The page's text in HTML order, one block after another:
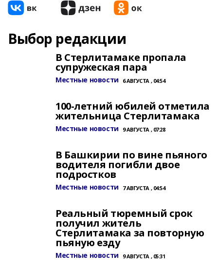
Выбор редакции
В Стерлитамаке пропала
супружеская пара
Местные новости 6 АВГУСТА , 04:54
100-летний юбилей отметила
жительница Стерлитамака
Местные новости 9 АВГУСТА , 07:28
В Башкирии по вине пьяного
водителя погибли двое
подростков
Местные новости 7 АВГУСТА , 04:54
Реальный тюремный срок
получил житель
Стерлитамака за повторную
пьяную езду
Местные новости 9 АВГУСТА , 05:31